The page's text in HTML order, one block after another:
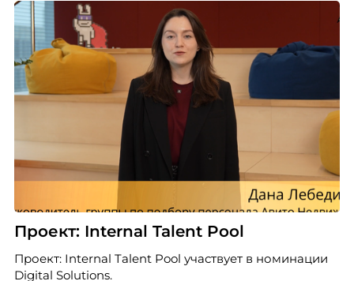
фанов у своих конкурентов.
эффективные источники подбора для разных
видов вакансий, видят воронку рекрутинга, на
каких этапах «зависает» кандидат и многое
другое.
Проект: Internal Talent Pool
Проект: Internal Talent Pool участвует в номинации
Digital Solutions.